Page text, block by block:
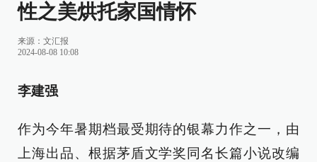
性之美烘托家国情怀
来源： 文汇报
2024-08-08 10:08
李建强
作为今年暑期档最受期待的银幕力作之一，由
上海出品、根据茅盾文学奖同名长篇小说改编